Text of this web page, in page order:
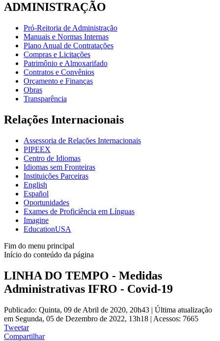
ADMINISTRAÇÃO
Pró-Reitoria de Administração
Manuais e Normas Internas
Plano Anual de Contratações
Compras e Licitações
Patrimônio e Almoxarifado
Contratos e Convênios
Orçamento e Finanças
Obras
Transparência
Relações Internacionais
Assessoria de Relações Internacionais
PIPEEX
Centro de Idiomas
Idiomas sem Fronteiras
Instituições Parceiras
English
Español
Oportunidades
Exames de Proficiência em Línguas
Imagine
EducationUSA
Fim do menu principal
Início do conteúdo da página
LINHA DO TEMPO - Medidas
Administrativas IFRO - Covid-19
Publicado: Quinta, 09 de Abril de 2020, 20h43 | Última atualização
em Segunda, 05 de Dezembro de 2022, 13h18 | Acessos: 7665
Tweetar
Compartilhar